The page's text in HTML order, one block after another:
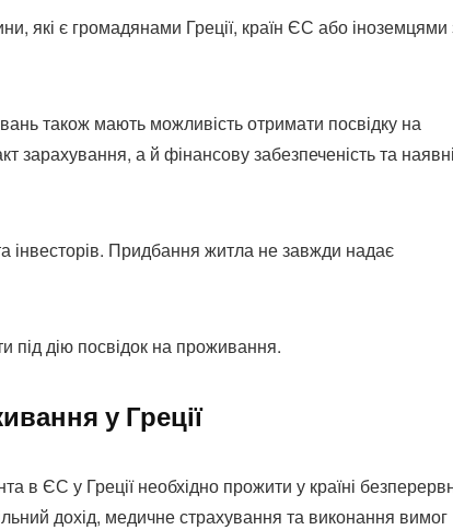
які є громадянами Греції, країн ЄС або іноземцями
також мають можливість отримати посвідку на
а й фінансову забезпеченість та
інвесторів. Придбання житла не завжди надає
під дію посвідок на проживання.
у Греції
в ЄС у Греції необхідно прожити у країні
дохід, медичне страхування та виконання вимог